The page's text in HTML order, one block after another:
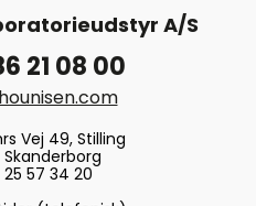
A/S
21 08 00
Vej 49, Stilling
25 57 34 20